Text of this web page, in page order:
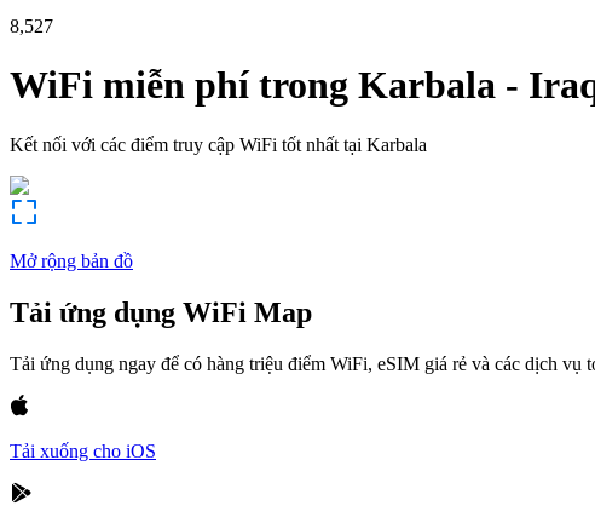
8,527
WiFi miễn phí trong Karbala -
Kết nối với các điểm truy cập WiFi tốt nhất tại Karbala
Mở rộng bản đồ
Tải ứng dụng WiFi Map
Tải ứng dụng ngay để có hàng triệu điểm WiFi, eSIM giá rẻ và các dịch vụ
Tải xuống cho iOS